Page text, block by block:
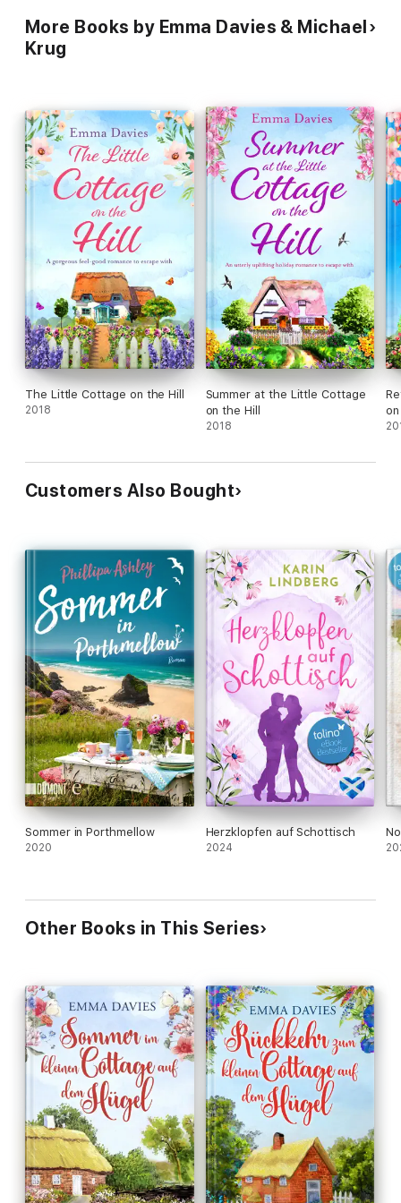
"Eine Prise Drama, viele Prisen Zwischenmenschlichkeit, eine
Prise Achtsamkeit, eine Prise Liebe und fertig ist ein wirklich
eBooks von beHEARTBEAT - Herzklopfen garantiert.
More Books by Emma Davies & Michael
Krug
The Little Cottage on the Hill
2018
Summer at the Little Cottage
on the Hill
2018
Customers Also Bought
Sommer in Porthmellow
2020
Herzklopfen auf Schottisch
2024
Other Books in This Series